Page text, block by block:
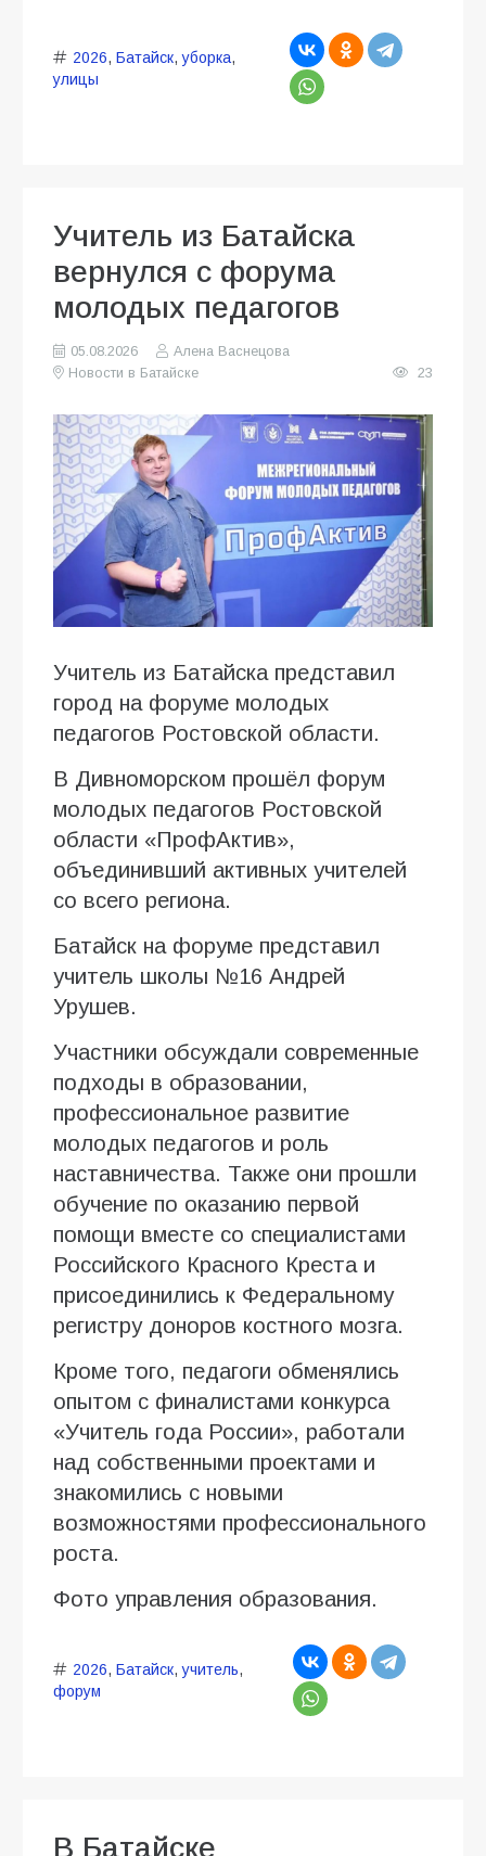
2026, Батайск,уборка,
улицы
Учитель из Батайска
вернулся с форума
молодых педагогов
05.08.2026
Алена Васнецова
Новости в Батайске
23
Учитель из Батайска представил
город на форуме молодых
педагогов Ростовской области.
В Дивноморском прошёл форум
молодых педагогов Ростовской
области «ПрофАктив»,
объединивший активных учителей
со всего региона.
Батайск на форуме представил
учитель школы №16 Андрей
Урушев.
Участники обсуждали современные
подходы в образовании,
профессиональное развитие
молодых педагогов и роль
наставничества. Также они прошли
обучение по оказанию первой
помощи вместе со специалистами
Российского Красного Креста и
присоединились к Федеральному
регистру доноров костного мозга.
Кроме того, педагоги обменялись
опытом с финалистами конкурса
«Учитель года России», работали
над собственными проектами и
знакомились с новыми
возможностями профессионального
роста.
Фото управления образования.
2026, Батайск,учитель,
форум
В Батайске